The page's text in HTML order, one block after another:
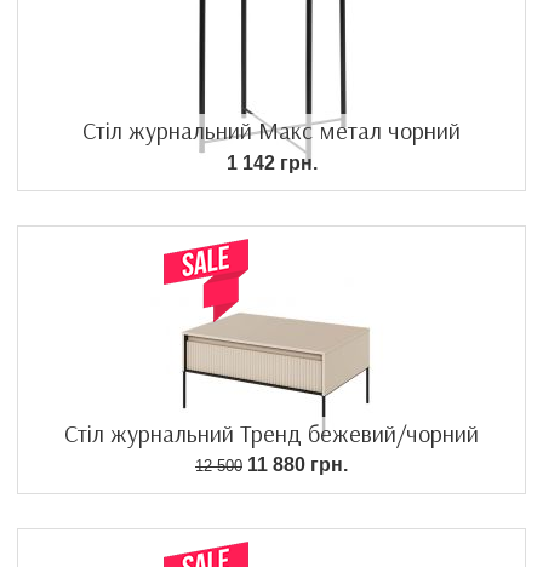
Стіл журнальний Макс метал чорний
1 142 грн.
Стіл журнальний Тренд бежевий/чорний
12 500 11 880 грн.